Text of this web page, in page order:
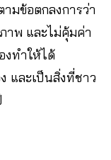
มข้อตกลงการว่า
าพ และไม่คุ้มค่า
ทำให้ได้
และเป็นสิ่งที่ชาว